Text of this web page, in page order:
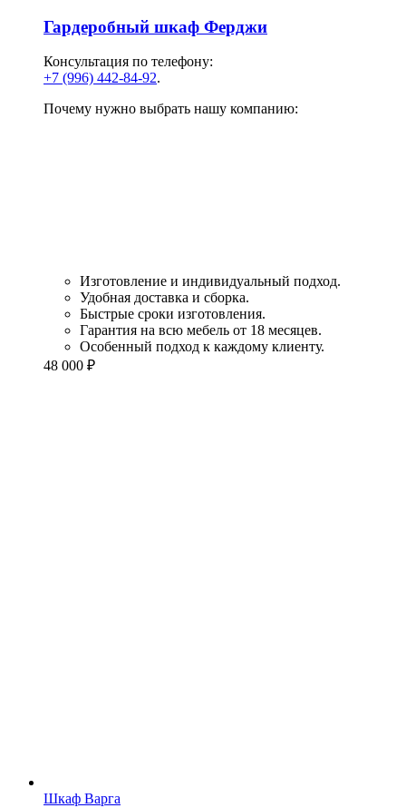
Гардеробный шкаф Ферджи
Консультация по телефону:
+7 (996) 442-84-92.
Почему нужно выбрать нашу компанию:
Изготовление и индивидуальный подход.
Удобная доставка и сборка.
Быстрые сроки изготовления.
Гарантия на всю мебель от 18 месяцев.
Особенный подход к каждому клиенту.
48 000 ₽
Шкаф Варга